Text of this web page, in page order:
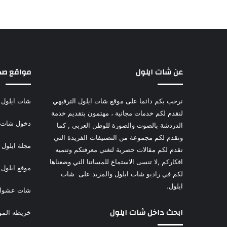
عن شات ايلول
نرحب بكم دائما على موقع شات ايلول الترفيهي
لنقدم لكم خدمات مجانية ، مهتمون بتقديم خدمة
الدردشة بالصوت والصورة للوطن العربي , كما
ونقدم لكم مجموعة من التصنيفات الفريدة التي
تقدم لكم مقالات حصرية لتغني معرفتكم وتنميه
افكاركم ,لا تنسى الاستماع للمساتنا التي وضعناها
لكم في راديو شات ايلول والمزيد على شات
ايلول.
ابحث داخل شات ايلول
مواقع
شات ايلول
دخول شات
مجلة ايلول
موقع ايلول
شات
خريطه